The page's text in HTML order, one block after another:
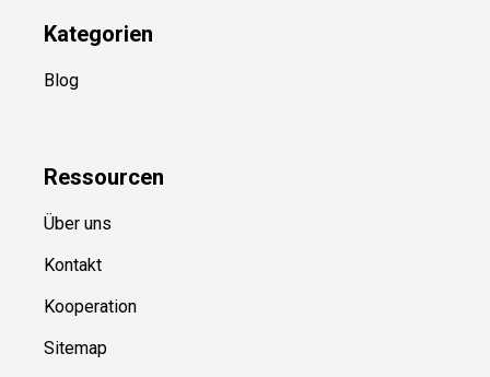
Kategorien
Blog
Ressourcen
Über uns
Kontakt
Kooperation
Sitemap